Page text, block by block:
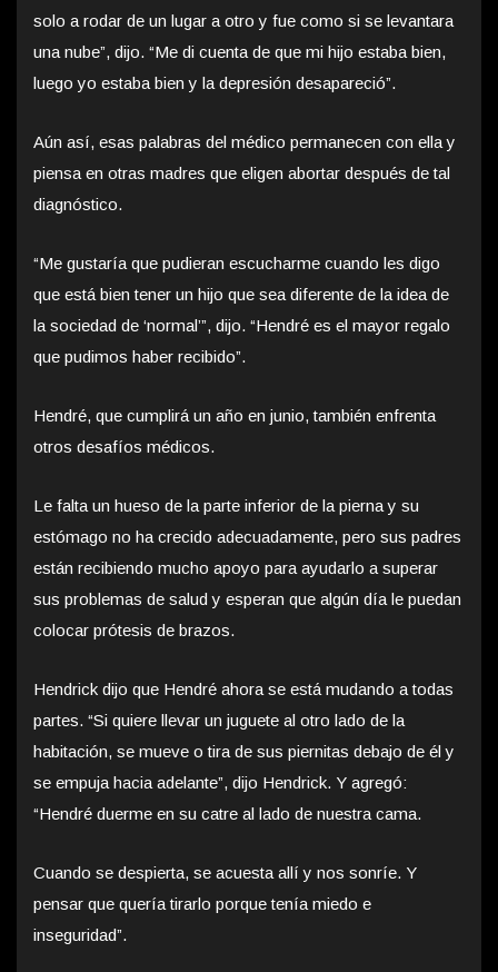
solo a rodar de un lugar a otro y fue como si se levantara
una nube”, dijo. “Me di cuenta de que mi hijo estaba bien,
luego yo estaba bien y la depresión desapareció”.
Aún así, esas palabras del médico permanecen con ella y
piensa en otras madres que eligen abortar después de tal
diagnóstico.
“Me gustaría que pudieran escucharme cuando les digo
que está bien tener un hijo que sea diferente de la idea de
la sociedad de ‘normal’”, dijo. “Hendré es el mayor regalo
que pudimos haber recibido”.
Hendré, que cumplirá un año en junio, también enfrenta
otros desafíos médicos.
Le falta un hueso de la parte inferior de la pierna y su
estómago no ha crecido adecuadamente, pero sus padres
están recibiendo mucho apoyo para ayudarlo a superar
sus problemas de salud y esperan que algún día le puedan
colocar prótesis de brazos.
Hendrick dijo que Hendré ahora se está mudando a todas
partes. “Si quiere llevar un juguete al otro lado de la
habitación, se mueve o tira de sus piernitas debajo de él y
se empuja hacia adelante”, dijo Hendrick. Y agregó:
“Hendré duerme en su catre al lado de nuestra cama.
Cuando se despierta, se acuesta allí y nos sonríe. Y
pensar que quería tirarlo porque tenía miedo e
inseguridad”.